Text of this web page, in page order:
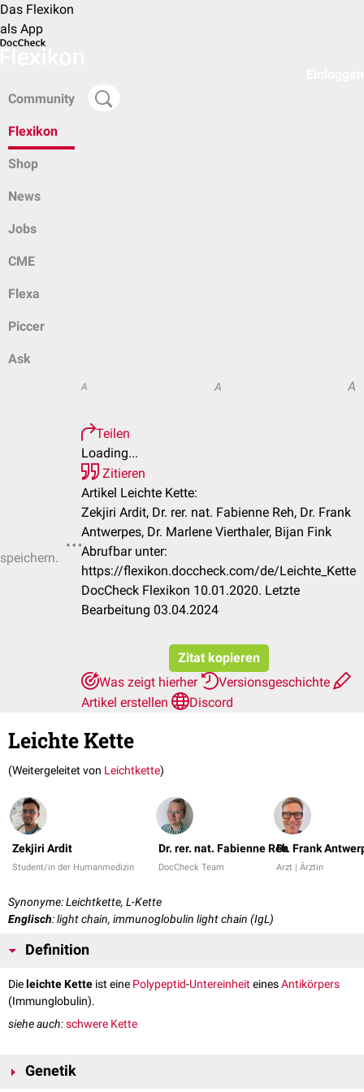
Das Flexikon
als App
Community
Flexikon
Shop
News
Jobs
CME
Flexa
Piccer
Ask
A A A
Teilen
Loading...
Zitieren
Artikel Leichte Kette:
Zekjiri Ardit, Dr. rer. nat. Fabienne Reh, Dr. Frank
Antwerpes, Dr. Marlene Vierthaler, Bijan Fink
Abrufbar unter:
https://flexikon.doccheck.com/de/Leichte_Kette
DocCheck Flexikon 10.01.2020. Letzte
Bearbeitung 03.04.2024
Zitat kopieren
Was zeigt hierher
Versionsgeschichte
Artikel erstellen
Discord
Leichte Kette
(Weitergeleitet von Leichtkette)
Zekjiri Ardit
Student/in der Humanmedizin
Dr. rer. nat. Fabienne Reh
DocCheck Team
Dr. Frank
Arzt | Ärztin
Synonyme: Leichtkette, L-Kette
Englisch: light chain, immunoglobulin light chain (IgL)
Definition
Die leichte Kette ist eine Polypeptid-UntereinheiteinesAntikörpers
(Immunglobulin).
siehe auch:schwere Kette
Genetik